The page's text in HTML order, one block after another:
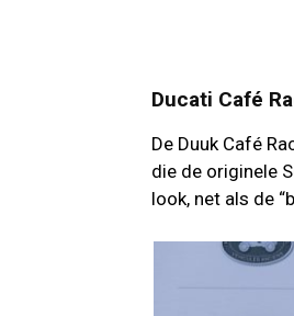
Ducati Café
De Duuk Café
die de originele
look, net als de